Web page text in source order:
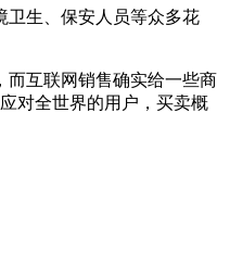
卫生、保安人员等众多花
而互联网销售确实给一些商
对全世界的用户，买卖概